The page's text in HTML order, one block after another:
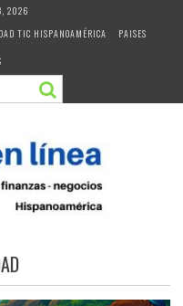
2026
TIC HISPANOAMÉRICA
PAISES